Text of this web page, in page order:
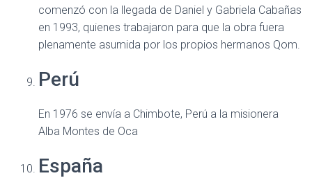
comenzó con la llegada de Daniel y Gabriela Cabañas
en 1993, quienes trabajaron para que la obra fuera
plenamente asumida por los propios hermanos Qom.
Perú
En 1976 se envía a Chimbote, Perú a la misionera
Alba Montes de Oca
España